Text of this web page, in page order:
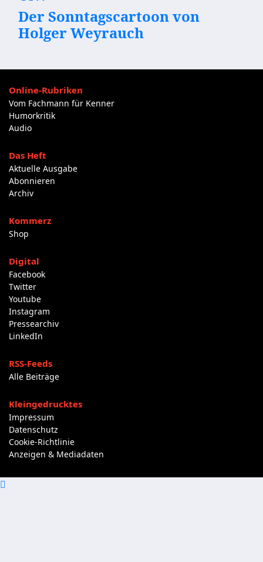
Der Sonntagscartoon von
Holger Weyrauch
Online-Rubriken
Vom Fachmann für Kenner
Humorkritik
Audio
Das Heft
Aktuelle Ausgabe
Abonnieren
Archiv
Kommerz
Shop
Digital
Facebook
Twitter
Youtube
Instagram
Pressearchiv
LinkedIn
RSS-Feeds
Alle Beiträge
Kleingedrucktes
Impressum
Datenschutz
Cookie-Richtlinie
Anzeigen & Mediadaten